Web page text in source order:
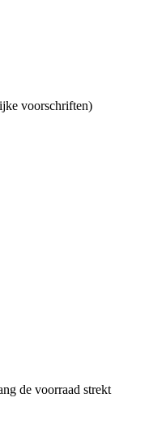
voorschriften)
de voorraad strekt